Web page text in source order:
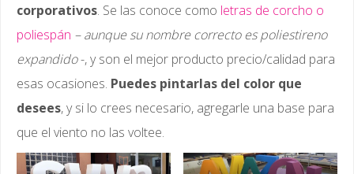
corporativos. Se las conoce como letras de corcho o
poliespán – aunque su nombre correcto es poliestireno
expandido-, y son el mejor producto precio/calidad para
esas ocasiones. Puedes pintarlas del color que
desees, y si lo crees necesario, agregarle una base para
que el viento no las voltee.